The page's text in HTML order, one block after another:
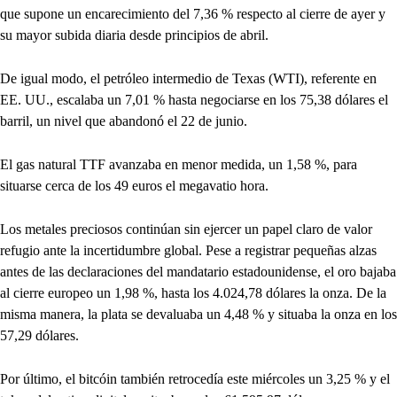
que supone un encarecimiento del 7,36 % respecto al cierre de ayer y
su mayor subida diaria desde principios de abril.
De igual modo, el petróleo intermedio de Texas (WTI), referente en
EE. UU., escalaba un 7,01 % hasta negociarse en los 75,38 dólares el
barril, un nivel que abandonó el 22 de junio.
El gas natural TTF avanzaba en menor medida, un 1,58 %, para
situarse cerca de los 49 euros el megavatio hora.
Los metales preciosos continúan sin ejercer un papel claro de valor
refugio ante la incertidumbre global. Pese a registrar pequeñas alzas
antes de las declaraciones del mandatario estadounidense, el oro bajaba
al cierre europeo un 1,98 %, hasta los 4.024,78 dólares la onza. De la
misma manera, la plata se devaluaba un 4,48 % y situaba la onza en los
57,29 dólares.
Por último, el bitcóin también retrocedía este miércoles un 3,25 % y el